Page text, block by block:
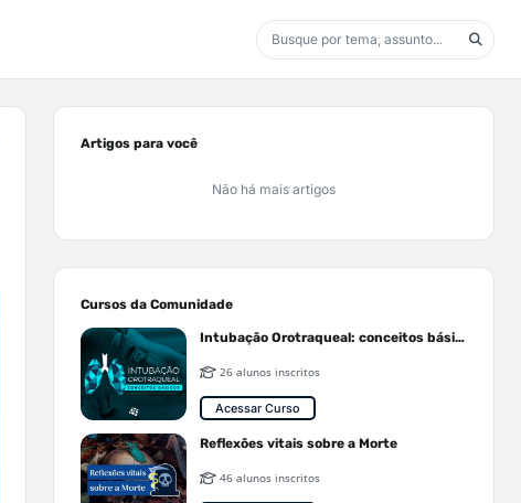
Artigos para você
Não há mais artigos
Cursos da Comunidade
Intubação Orotraqueal: conceitos básicos
26 alunos inscritos
Acessar Curso
Reflexões vitais sobre a Morte
46 alunos inscritos